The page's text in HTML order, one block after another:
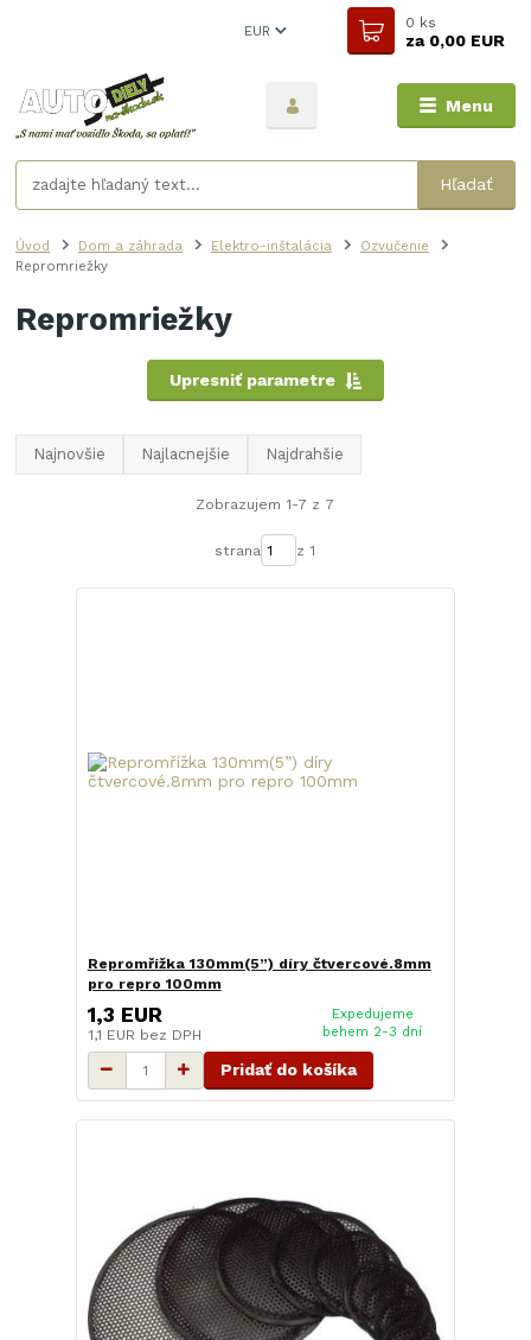
Menu
EUR
Hľadať
0 ks
za0,00 EUR
Úvod Dom a záhrada Elektro-inštalácia
Ozvučenie
Repromriežky
Repromriežky
Upresniť parametre
Najnovšie Najlacnejšie Najdrahšie
Zobrazujem 1-7 z 7
strana z 1
Repromřížka 130mm(5”) díry čtvercové.8mm
pro repro 100mm
1,3 EUR
1,1 EUR bez DPH
Expedujeme
behem 2-3 dní
Pridať do košíka